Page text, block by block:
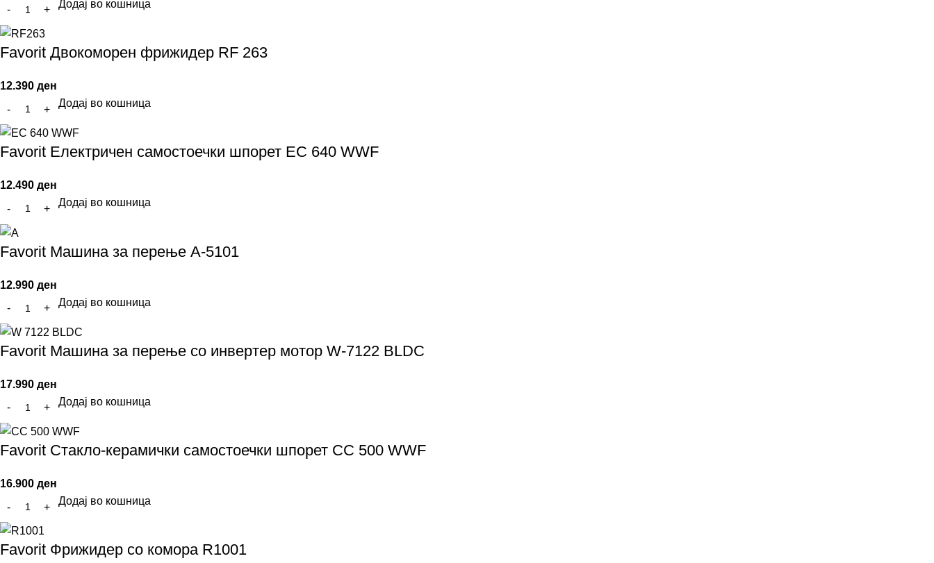
Додај во кошница
Favorit Двокоморен фрижидер RF 263
12.390 ден
Додај во кошница
Favorit Електричен самостоечки шпорет EC 640 WWF
12.490 ден
Додај во кошница
Favorit Машина за перење A-5101
12.990 ден
Додај во кошница
Favorit Машина за перење со инвертер мотор W-7122 BLDC
17.990 ден
Додај во кошница
Favorit Стакло-керамички самостоечки шпорет CC 500 WWF
16.900 ден
Додај во кошница
Favorit Фрижидер со комора R1001